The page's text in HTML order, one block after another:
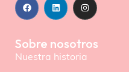
Sobre nosotros
Nuestra historia